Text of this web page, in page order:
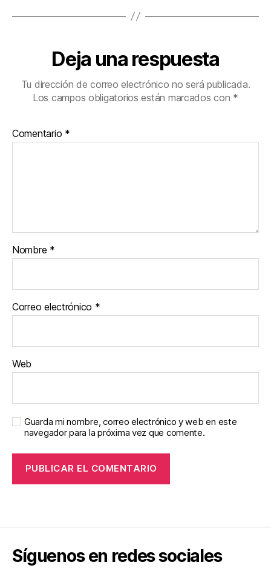
Deja una respuesta
Tu dirección de correo electrónico no será publicada.
Los campos obligatorios están marcados con *
Comentario *
Nombre *
Correo electrónico *
Web
Guarda mi nombre, correo electrónico y web en este
navegador para la próxima vez que comente.
Síguenos en redes sociales